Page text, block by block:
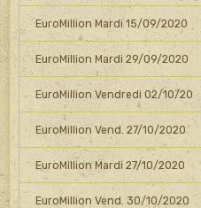
EuroMillion Mardi 15/09/2020
EuroMillion Mardi 29/09/2020
EuroMillion Vendredi 02/10/20
EuroMillion Vend. 27/10/2020
EuroMillion Mardi 27/10/2020
EuroMillion Vend. 30/10/2020